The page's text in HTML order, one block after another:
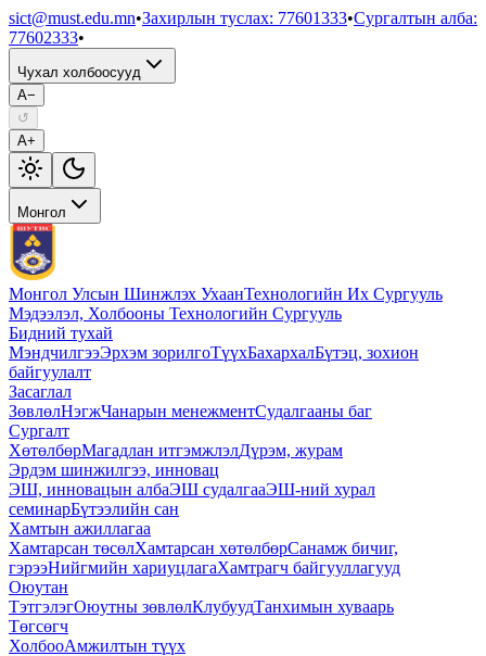
sict@must.edu.mn•Захирлын туслах: 77601333•Сургалтын алба:
77602333•
Чухал холбоосууд
A−
↺
A+
Монгол
Монгол Улсын Шинжлэх УхаанТехнологийн Их Сургууль
Мэдээлэл, Холбооны Технологийн Сургууль
Бидний тухай
МэндчилгээЭрхэм зорилгоТүүхБахархалБүтэц, зохион
байгуулалт
Засаглал
ЗөвлөлНэгжЧанарын менежментСудалгааны баг
Сургалт
ХөтөлбөрМагадлан итгэмжлэлДүрэм, журам
Эрдэм шинжилгээ, инновац
ЭШ, инновацын албаЭШ судалгааЭШ-ний хурал
семинарБүтээлийн сан
Хамтын ажиллагаа
Хамтарсан төсөлХамтарсан хөтөлбөрСанамж бичиг,
гэрээНийгмийн хариуцлагаХамтрагч байгууллагууд
Оюутан
ТэтгэлэгОюутны зөвлөлКлубуудТанхимын хуваарь
Төгсөгч
ХолбооАмжилтын түүх